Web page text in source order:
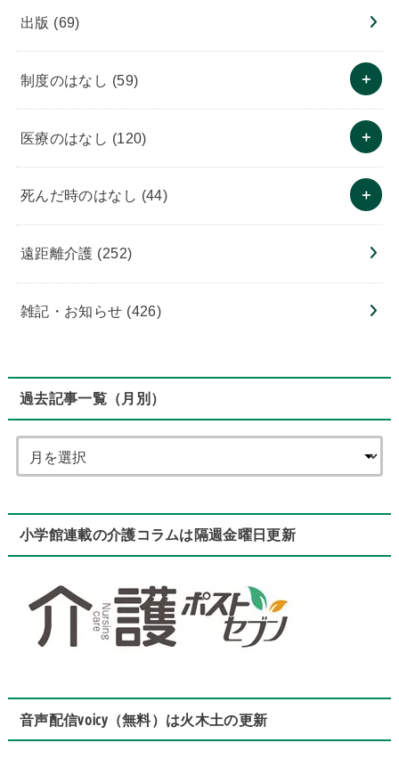
出版 (69)
制度のはなし (59)
医療のはなし (120)
死んだ時のはなし (44)
遠距離介護 (252)
雑記・お知らせ (426)
過去記事一覧（月別）
小学館連載の介護コラムは隔週金曜日更新
音声配信voicy（無料）は火木土の更新